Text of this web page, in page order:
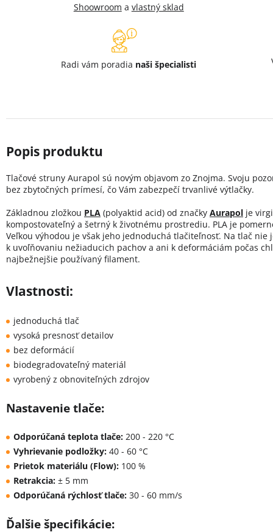
Shoowroom a vlastný sklad
Radi vám poradia naši špecialisti
Tlačové struny Aurapol sú novým objavom zo Znojma. Svoju
bez zbytočných prímesí, čo Vám zabezpečí trvanlivé výtlačky.
Základnou zložkou PLA (polyaktid acid) od značky Aurapol je
kompostovateľný a šetrný k životnému prostrediu. PLA je
Veľkou výhodou je však jeho jednoduchá tlačiteľnosť. Na tlač
k uvoľňovaniu nežiaducich pachov a ani k deformáciám počas
najbežnejšie používaný filament.
Vlastnosti:
jednoduchá tlač
vysoká presnosť detailov
bez deformácií
biodegradovateľný materiál
vyrobený z obnoviteľných zdrojov
Nastavenie tlače:
Odporúčaná teplota tlače: 200 - 220 °C
Vyhrievanie podložky: 40 - 60 °C
Prietok materiálu (Flow): 100 %
Retrakcia: ± 5 mm
Odporúčaná rýchlosť tlače: 30 - 60 mm/s
Ďalšie špecifikácie: